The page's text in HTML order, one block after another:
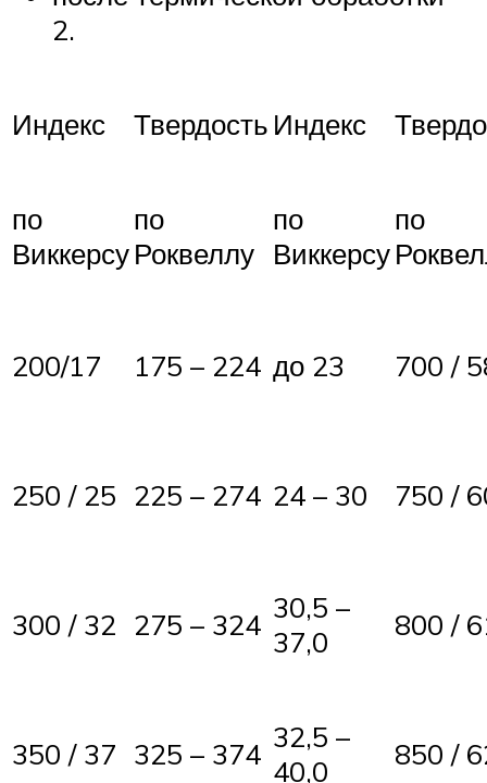
2.
Индекс Твердость Индекс
по
Виккерсу
по
Роквеллу
по
Виккерсу
по
200/17 175 – 224 до 23 700 /
250 / 25 225 – 274 24 – 30 750 /
300 / 32 275 – 324 30,5 –
37,0
800 /
350 / 37 325 – 374 32,5 –
40,0
850 /